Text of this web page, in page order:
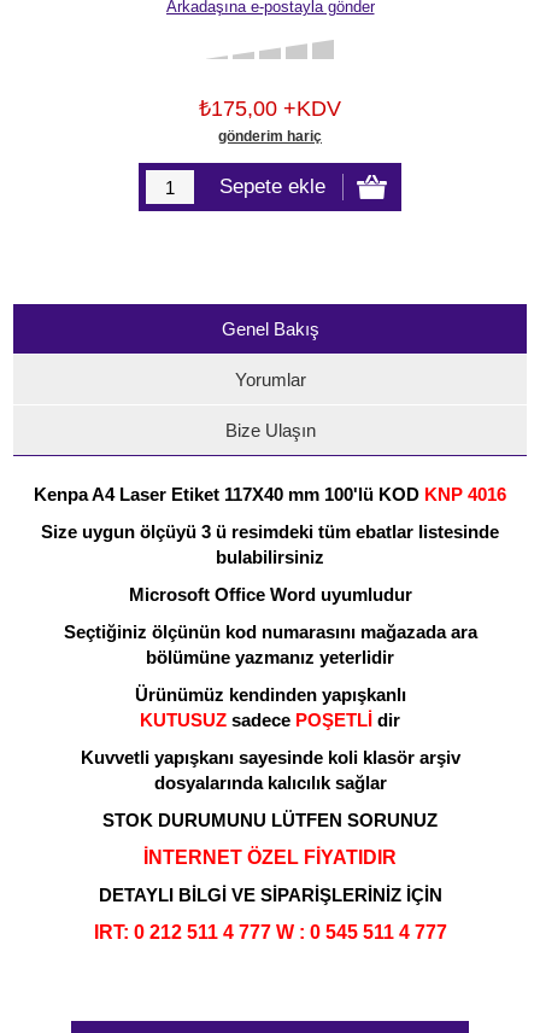
₺175,00 +KDV
gönderim hariç
Genel Bakış
Yorumlar
Bize Ulaşın
Kenpa A4 Laser Etiket 117X40 mm 100'lü KOD KNP 4016
Size uygun ölçüyü 3 ü resimdeki tüm ebatlar listesinde
bulabilirsiniz
Microsoft Office Word uyumludur
Seçtiğiniz ölçünün kod numarasını mağazada ara
bölümüne yazmanız yeterlidir
Ürünümüz kendinden yapışkanlı
KUTUSUZ sadece POŞETLİ dir
Kuvvetli yapışkanı sayesinde koli klasör arşiv
dosyalarında kalıcılık sağlar
STOK DURUMUNU LÜTFEN SORUNUZ
İNTERNET ÖZEL FİYATIDIR
DETAYLI BİLGİ VE SİPARİŞLERİNİZ İÇİN
IRT: 0 212 511 4 777 W : 0 545 511 4 777